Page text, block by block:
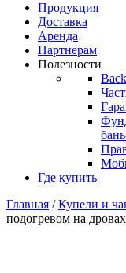
Продукция
Доставка
Аренда
Партнерам
Полезности
Back
Где купить
Главная /Купели и
подогревом на